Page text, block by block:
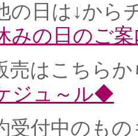
の日は↓から
みの日のご
売はこちら
ジュ～ル◆
受付中のも